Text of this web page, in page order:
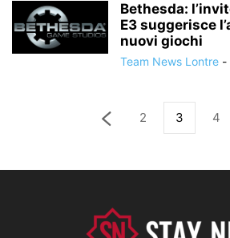
Bethesda:
E3 suggerisce
nuovi giochi
Team News Lontre -
2 3 4